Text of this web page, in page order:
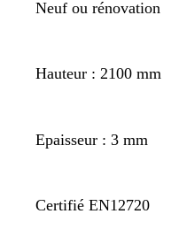
Neuf ou rénovation
Hauteur : 2100 mm
Epaisseur : 3 mm
Certifié EN12720